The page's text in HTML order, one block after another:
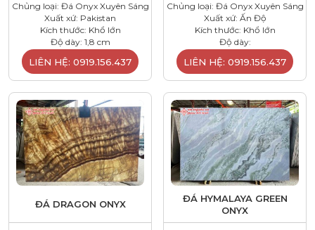
Chủng loại: Đá Onyx Xuyên Sáng
Xuất xứ: Pakistan
Kích thước: Khổ lớn
Độ dày: 1,8 cm
LIÊN HỆ: 0919.156.437
Chủng loại: Đá Onyx Xuyên Sáng
Xuất xứ: Ấn Độ
Kích thước: Khổ lớn
Độ dày:
LIÊN HỆ: 0919.156.437
ĐÁ DRAGON ONYX
ĐÁ HYMALAYA GREEN
ONYX